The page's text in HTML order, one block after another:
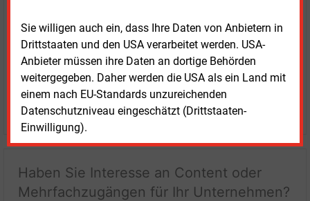
Sie willigen auch ein, dass Ihre Daten von Anbietern in
Drittstaaten und den USA verarbeitet werden. USA-
Anbieter müssen ihre Daten an dortige Behörden
weitergegeben. Daher werden die USA als ein Land mit
einem nach EU-Standards unzureichenden
Datenschutzniveau eingeschätzt (Drittstaaten-
Einwilligung).
LOGIN
Haben Sie Interesse an Content oder
Mehrfachzugängen für Ihr Unternehmen?